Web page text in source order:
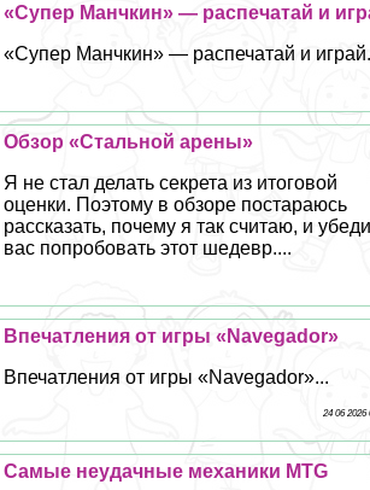
«Супер Манчкин» — распечатай и
«Супер Манчкин» — распечатай и
Обзор «Стальной арены»
Я не стал делать секрета из итоговой
оценки. Поэтому в обзоре постараюсь
рассказать, почему я так считаю, и
вас попробовать этот шедевр....
Впечатления от игры «Navegador»
Впечатления от игры «Navegador»...
24 06 2026
Самые неудачные механики MTG